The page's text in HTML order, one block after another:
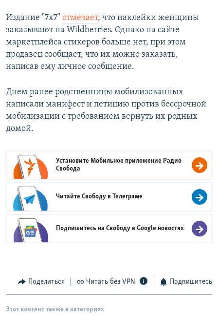
Издание "7x7" отмечает, что наклейки женщины
заказывают на Wildberries. Однако на сайте
маркетплейса стикеров больше нет, при этом
продавец сообщает, что их можно заказать,
написав ему личное сообщение.
Днем ранее родственницы мобилизованных
написали манифест и петицию против бессрочной
мобилизации с требованием вернуть их родных
домой.
Установите Мобильное приложение Радио
Свобода
Читайте Свободу вТелеграме
Подпишитесь на Свободу вGoogle новостях
Поделиться Читать без VPN Подпишитесь
Этот контент также в категориях